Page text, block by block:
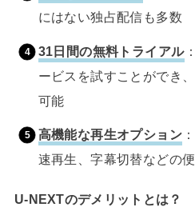
にはない独占配信も多数
31日間の無料トライアル
ービスを試すことができ
可能
高機能な再生オプション
速再生、字幕切替などの
U-NEXTのデメリットとは？